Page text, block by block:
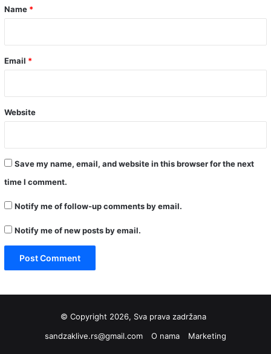
*
Name *
Email *
Website
Save my name, email, and website in this browser for the next
time I comment.
Notify me of follow-up comments by email.
Notify me of new posts by email.
© Copyright 2026, Sva prava zadržana
sandzaklive.rs@gmail.com
O nama Marketing